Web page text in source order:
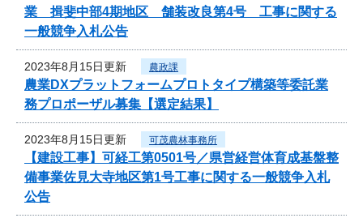
業 揖斐中部4期地区 舗装改良第4号 工事に関する
一般競争入札公告
2023年8月15日更新 農政課
農業DXプラットフォームプロトタイプ構築等委託業
務プロポーザル募集【選定結果】
2023年8月15日更新 可茂農林事務所
【建設工事】可経工第0501号／県営経営体育成基盤整
備事業佐見大寺地区第1号工事に関する一般競争入札
公告